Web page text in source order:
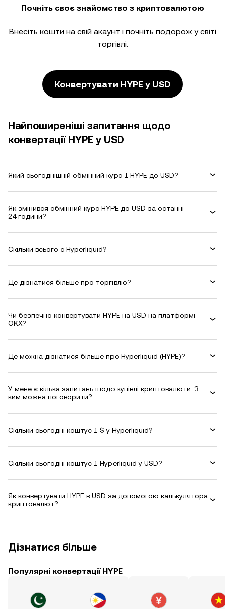
Почніть своє знайомство з криптовалютою
Внесіть кошти на свій акаунт і почніть подорож у світі
торгівлі.
Конвертувати HYPE у USD
Найпоширеніші запитання щодо
конвертації HYPE у USD
Який сьогоднішній обмінний курс 1 HYPE до USD?
Як змінився обмінний курс HYPE до USD за останні
24 години?
Скільки всього є Hyperliquid?
Де дізнатися більше про торгівлю?
Чи безпечно конвертувати HYPE на USD на платформі
OKX?
Де можна дізнатися більше про Hyperliquid (HYPE)?
У мене є кілька запитань щодо купівлі криптовалюти. З
ким можна поговорити?
Скільки сьогодні коштує 1 $ у Hyperliquid?
Скільки сьогодні коштує 1 Hyperliquid у USD?
Як конвертувати HYPE в USD за допомогою калькулятора
криптовалют?
Дізнатися більше
Популярні конвертації HYPE